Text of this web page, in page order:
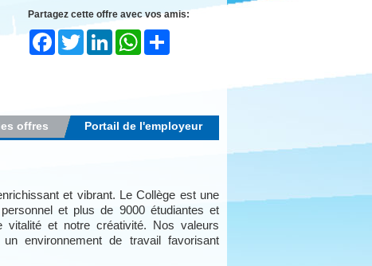
Partagez cette offre avec vos amis:
FacebookTwitter LinkedInWhatsApp
Portail de l'employeur
offres
et vibrant. Le Collège est une
et plus de 9000 étudiantes et
vitalité et notre créativité. Nos valeurs
un environnement de travail favorisant